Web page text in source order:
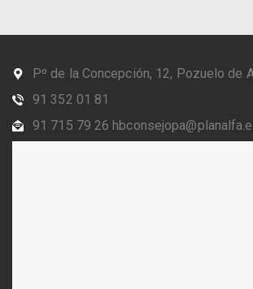
Pº de la Concepción, 12, Pozuelo de
91 352 01 81
91 715 79 26